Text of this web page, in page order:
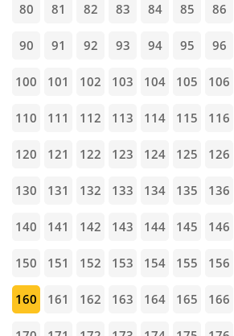
80 81 82 83 84 85 86
90 91 92 93 94 95 96
100 101 102 103 104 105 106
110 111 112 113 114 115 116
120 121 122 123 124 125 126
130 131 132 133 134 135 136
140 141 142 143 144 145 146
150 151 152 153 154 155 156
160 161 162 163 164 165 166